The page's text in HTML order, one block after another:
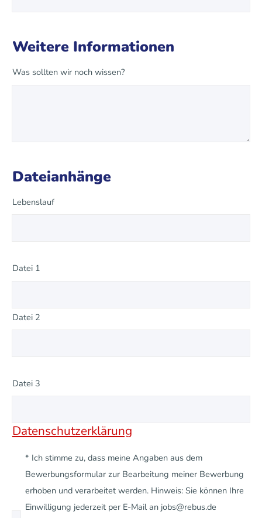
Weitere Informationen
Was sollten wir noch wissen?
Dateianhänge
Lebenslauf
Datei 1
Datei 2
Datei 3
Datenschutzerklärung
* Ich stimme zu, dass meine Angaben aus dem
Bewerbungsformular zur Bearbeitung meiner Bewerbung
erhoben und verarbeitet werden. Hinweis: Sie können Ihre
Einwilligung jederzeit per E-Mail an jobs@rebus.de